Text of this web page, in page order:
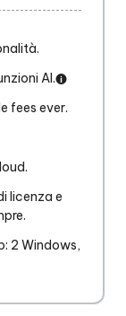
AI.
fees ever.
licenza e
2 Windows,